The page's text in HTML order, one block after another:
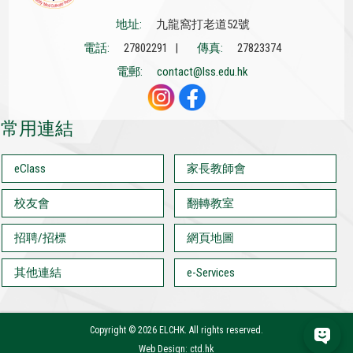
地址:
九龍窩打老道52號
電話:
27802291 | 傳真:
27823374
電郵:
contact@lss.edu.hk
常用連結
eClass 家長教師會
校友會 翻轉教室
招聘/招標 網頁地圖
其他連結 e-Services
Copyright © 2026 ELCHK. All rights reserved.
Web Design: ctd.hk